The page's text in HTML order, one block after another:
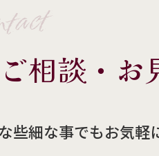
ご相談・お
些細な事でもお気軽